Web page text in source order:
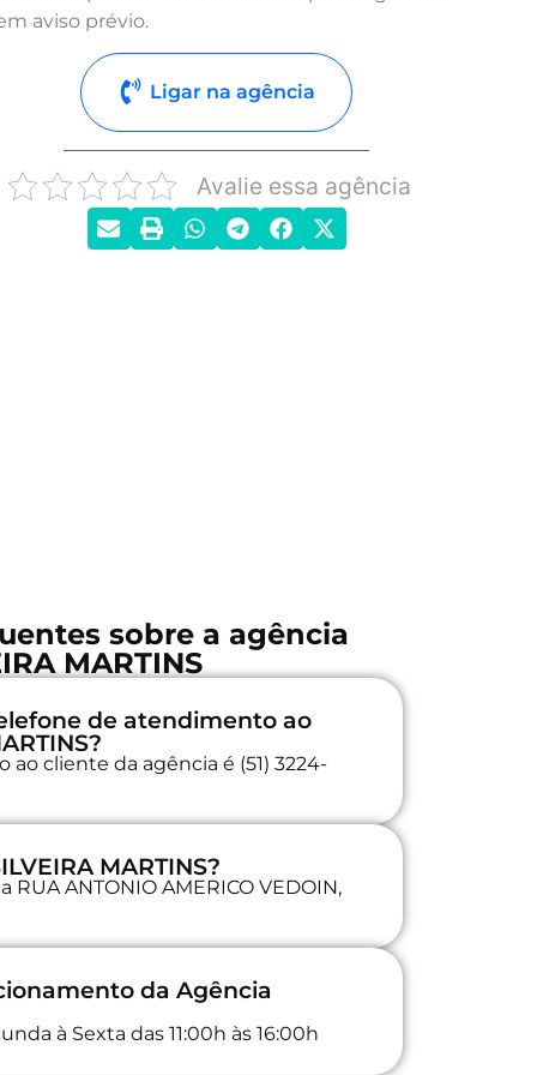
aviso prévio.
Ligar na agência
Avalie essa agência
sobre a agência
MARTINS
de atendimento ao
cliente da agência é (51) 3224-
MARTINS?
RUA ANTONIO AMERICO VEDOIN,
da Agência
à Sexta das 11:00h às 16:00h